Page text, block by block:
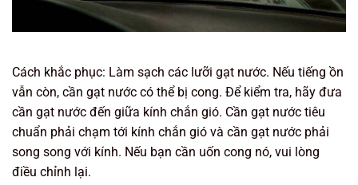
Cách khắc phục: Làm sạch các lưỡi gạt nước. Nếu tiếng ồn
vẫn còn, cần gạt nước có thể bị cong. Để kiểm tra, hãy đưa
cần gạt nước đến giữa kính chắn gió. Cần gạt nước tiêu
chuẩn phải chạm tới kính chắn gió và cần gạt nước phải
song song với kính. Nếu bạn cần uốn cong nó, vui lòng
điều chỉnh lại.